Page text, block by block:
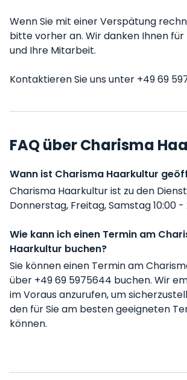
Wenn Sie mit einer Verspätung
bitte vorher an. Wir danken Ihnen
und Ihre Mitarbeit.
Kontaktieren Sie uns unter +49 69
FAQ über Charisma
Wann ist Charisma Haarkultur
Charisma Haarkultur ist zu den
Donnerstag, Freitag, Samstag 10:00
Wie kann ich einen Termin am
Haarkultur buchen?
Sie können einen Termin am
über +49 69 5975644 buchen. Wir
im Voraus anzurufen, um
den für Sie am besten geeigneten
können.